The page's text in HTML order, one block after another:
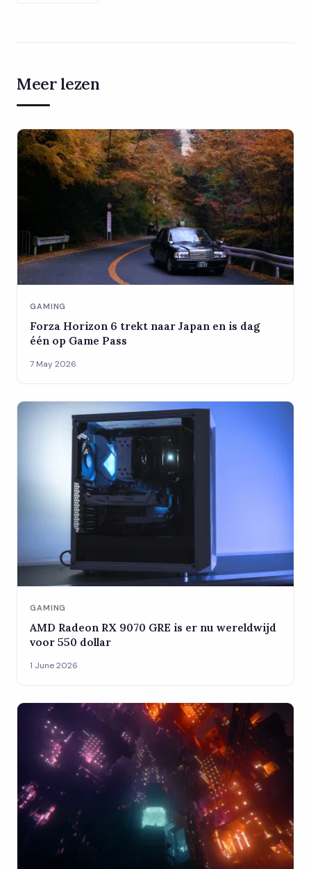
Meer lezen
GAMING
Forza Horizon 6 trekt naar Japan en is dag
één op Game Pass
7 May 2026
GAMING
AMD Radeon RX 9070 GRE is er nu wereldwijd
voor 550 dollar
1 June 2026